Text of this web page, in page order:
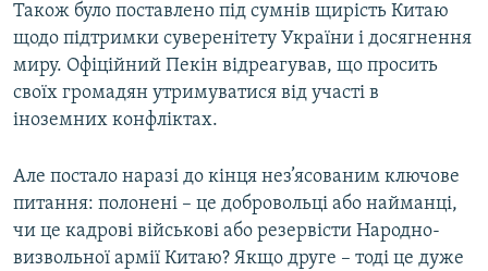
Також було поставлено під сумнів щирість Китаю
щодо підтримки суверенітету України і досягнення
миру. Офіційний Пекін відреагував, що просить
своїх громадян утримуватися від участі в
іноземних конфліктах.
Але постало наразі до кінця нез’ясованим ключове
питання: полонені – це добровольці або найманці,
чи це кадрові військові або резервісти Народно-
визвольної армії Китаю? Якщо друге – тоді це дуже